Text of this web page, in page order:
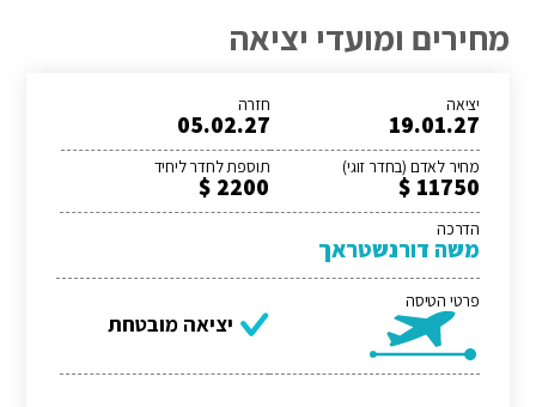
מחירים ומועדי יציאה
יציאה
19.01.27
חזרה
05.02.27
מחיר לאדם (בחדר זוגי)
11750 $
תוספת לחדר ליחיד
2200 $
הדרכה
משה דורנשטראך
פרטי הטיסה
יציאה מובטחת